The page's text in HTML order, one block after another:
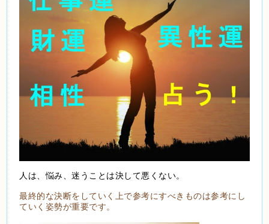
人は、悩み、迷うことは決して悪くない。
最終的な決断をしていく上で参考にすべきものは参考にし
ていく姿勢が重要です。